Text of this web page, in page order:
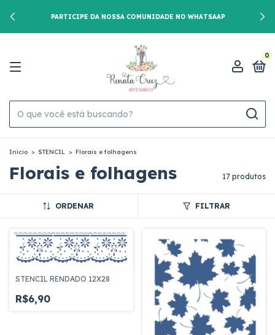
PARTICIPE DA NOSSA COMUNIDADE NO WHATSAAP
0
Início > STENCIL > Florais e folhagens
Florais e folhagens 17 produtos
ORDENAR FILTRAR
STENCIL RENDADO 12X28
R$6,90